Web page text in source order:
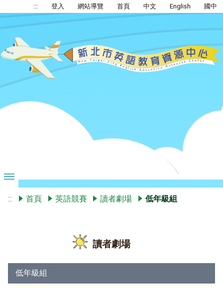
::: 登入 網站導覽 首頁 中文 English 國中
::: 首頁 英語競賽 讀者劇場 低年級組
讀者劇場
低年級組